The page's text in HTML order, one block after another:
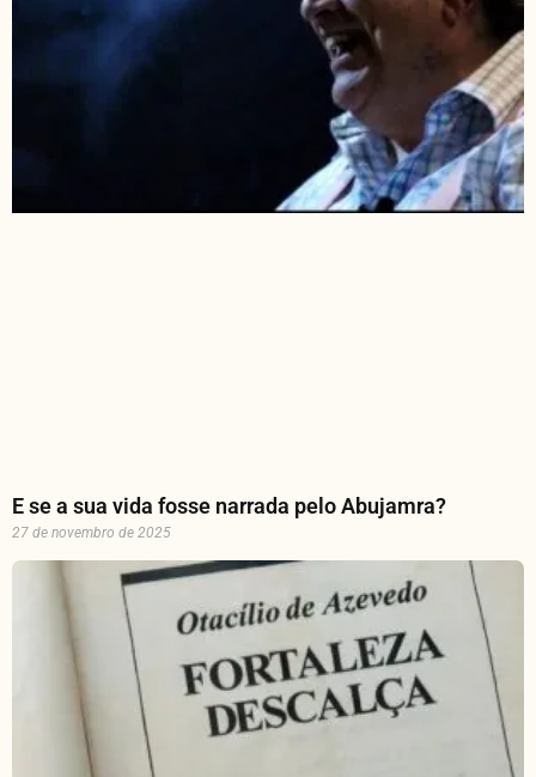
E se a sua vida fosse narrada pelo Abujamra?
27 de novembro de 2025